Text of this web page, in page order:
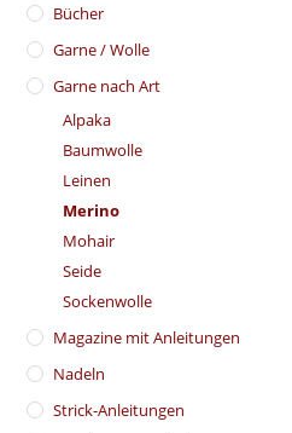
Bücher
Garne / Wolle
Garne nach Art
Alpaka
Baumwolle
Leinen
Merino
Mohair
Seide
Sockenwolle
Magazine mit Anleitungen
Nadeln
Strick-Anleitungen